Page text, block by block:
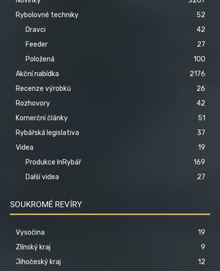
Rybolovné techniky
52
Dravci
42
Feeder
27
Položená
100
Akční nabídka
2176
Recenze výrobků
26
Rozhovory
42
Komerční články
51
Rybářská legislativa
37
Videa
19
Produkce InRybář
169
Další videa
27
SOUKROMÉ REVÍRY
Vysočina
19
Zlínský kraj
9
Jihočeský kraj
12